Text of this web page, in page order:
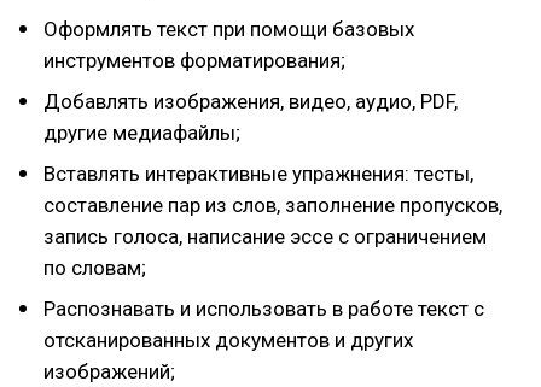
Оформлять текст при помощи базовых
инструментов форматирования;
Добавлять изображения, видео, аудио, PDF,
другие медиафайлы;
Вставлять интерактивные упражнения: тесты,
составление пар из слов, заполнение пропусков,
запись голоса, написание эссе с ограничением
по словам;
Распознавать и использовать в работе текст с
отсканированных документов и других
изображений;